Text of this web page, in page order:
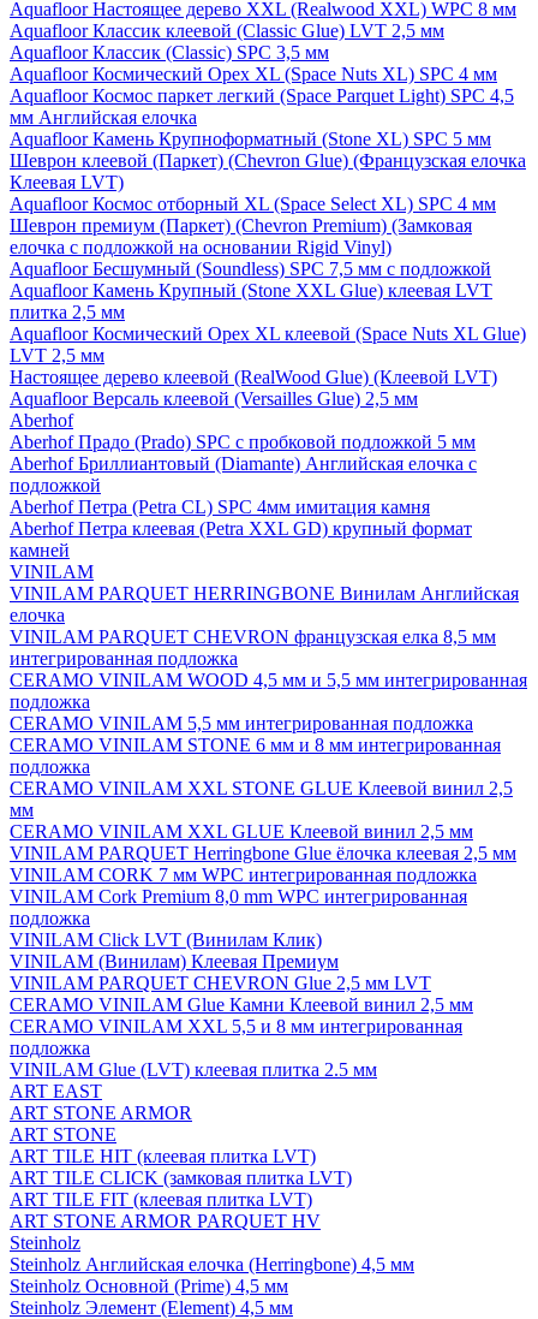
Aquafloor Настоящее дерево XXL (Realwood XXL) WPC 8 мм
Aquafloor Классик клеевой (Classic Glue) LVT 2,5 мм
Aquafloor Классик (Classic) SPC 3,5 мм
Aquafloor Космический Орех XL (Space Nuts XL) SPC 4 мм
Aquafloor Космос паркет легкий (Space Parquet Light) SPC 4,5
мм Английская елочка
Aquafloor Камень Крупноформатный (Stone XL) SPC 5 мм
Шеврон клеевой (Паркет) (Chevron Glue) (Французская елочка
Клеевая LVT)
Aquafloor Космос отборный XL (Space Select XL) SPC 4 мм
Шеврон премиум (Паркет) (Chevron Premium) (Замковая
елочка с подложкой на основании Rigid Vinyl)
Aquafloor Бесшумный (Soundless) SPC 7,5 мм с подложкой
Aquafloor Камень Крупный (Stone XXL Glue) клеевая LVT
плитка 2,5 мм
Aquafloor Космический Орех XL клеевой (Space Nuts XL Glue)
LVT 2,5 мм
Настоящее дерево клеевой (RealWood Glue) (Клеевой LVT)
Aquafloor Версаль клеевой (Versailles Glue) 2,5 мм
Aberhof
Aberhof Прадо (Prado) SPC с пробковой подложкой 5 мм
Aberhof Бриллиантовый (Diamante) Английская елочка с
подложкой
Aberhof Петра (Petra CL) SPC 4мм имитация камня
Aberhof Петра клеевая (Petra XXL GD) крупный формат
камней
VINILAM
VINILAM PARQUET HERRINGBONE Винилам Английская
елочка
VINILAM PARQUET CHEVRON французская елка 8,5 мм
интегрированная подложка
CERAMO VINILAM WOOD 4,5 мм и 5,5 мм интегрированная
подложка
CERAMO VINILAM 5,5 мм интегрированная подложка
CERAMO VINILAM STONE 6 мм и 8 мм интегрированная
подложка
CERAMO VINILAM XXL STONE GLUE Клеевой винил 2,5
мм
CERAMO VINILAM XXL GLUE Клеевой винил 2,5 мм
VINILAM PARQUET Herringbone Glue ёлочка клеевая 2,5 мм
VINILAM CORK 7 мм WPC интегрированная подложка
VINILAM Cork Premium 8,0 mm WPC интегрированная
подложка
VINILAM Click LVT (Винилам Клик)
VINILAM (Винилам) Клеевая Премиум
VINILAM PARQUET CHEVRON Glue 2,5 мм LVT
CERAMO VINILAM Glue Камни Клеевой винил 2,5 мм
CERAMO VINILAM XXL 5,5 и 8 мм интегрированная
подложка
VINILAM Glue (LVT) клеевая плитка 2.5 мм
ART EAST
ART STONE ARMOR
ART STONE
ART TILE HIT (клеевая плитка LVT)
ART TILE CLICK (замковая плитка LVT)
ART TILE FIT (клеевая плитка LVT)
ART STONE ARMOR PARQUET HV
Steinholz
Steinholz Английская елочка (Herringbone) 4,5 мм
Steinholz Основной (Prime) 4,5 мм
Steinholz Элемент (Element) 4,5 мм